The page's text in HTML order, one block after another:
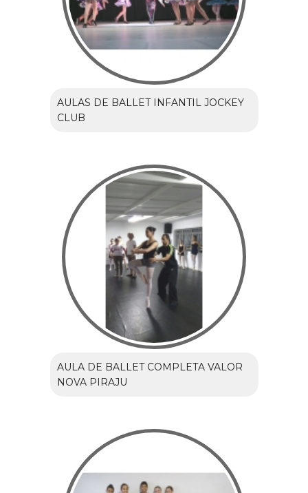
AULAS DE BALLET INFANTIL JOCKEY
CLUB
AULA DE BALLET COMPLETA VALOR
NOVA PIRAJU